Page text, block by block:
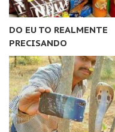
DO EU TO REALMENTE
PRECISANDO